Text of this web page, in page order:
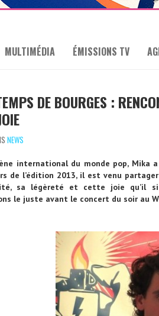
MULTIMÉDIA ÉMISSIONS TV
DE BOURGES :
NEWS
international du monde pop,
de l’édition 2013, il est venu
sa légèreté et cette joie qu’il
le juste avant le concert du soir au